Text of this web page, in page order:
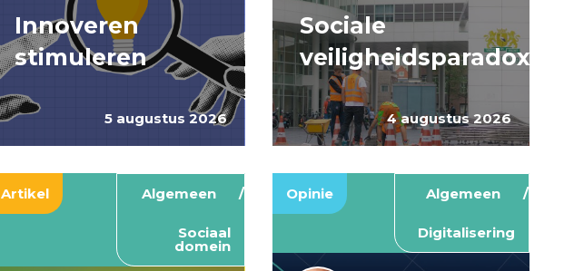
5 augustus 2026
Innoveren
stimuleren
4 augustus 2026
Sociale
veiligheidsparadox
Artikel Algemeen
Sociaal
domein
Opinie Algemeen
Digitalisering